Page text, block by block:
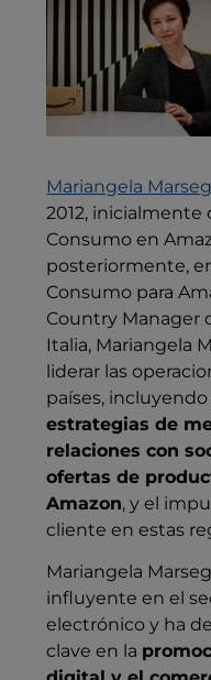
Mariangela
2012,
Consumo en
posteriormente,
Consumo para
Country Manager
Italia, Mariangela
liderar las
países,
estrategias de
relaciones con
ofertas de
Amazon, y el
cliente en estas
Mariangela
influyente en el
electrónico y ha
clave en la